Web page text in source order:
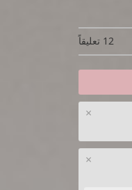
12 تعليقاً
×
×